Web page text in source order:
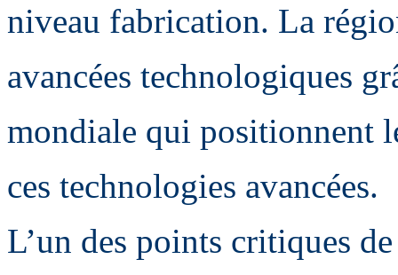
niveau fabrication. La
avancées technologiques
mondiale qui positionnent
ces technologies avancées.
L’un des points critiques